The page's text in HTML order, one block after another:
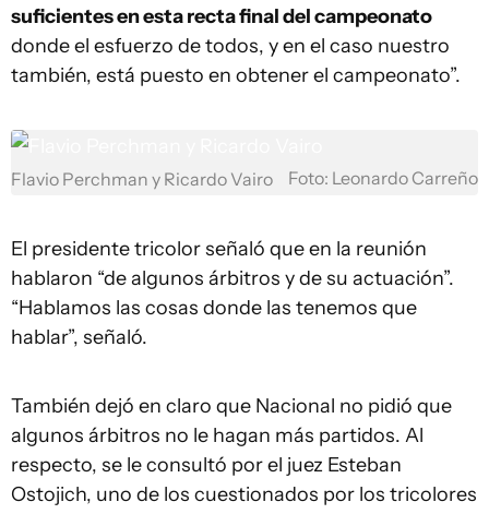
suficientes en esta recta final del campeonato
donde el esfuerzo de todos, y en el caso nuestro
también, está puesto en obtener el campeonato”.
Flavio Perchman y Ricardo Vairo Foto: Leonardo Carreño
El presidente tricolor señaló que en la reunión
hablaron “de algunos árbitros y de su actuación”.
“Hablamos las cosas donde las tenemos que
hablar”, señaló.
También dejó en claro que Nacional no pidió que
algunos árbitros no le hagan más partidos. Al
respecto, se le consultó por el juez Esteban
Ostojich, uno de los cuestionados por los tricolores